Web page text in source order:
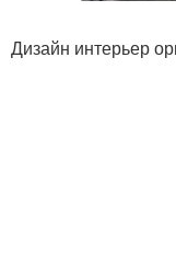
Дизайн интерьер